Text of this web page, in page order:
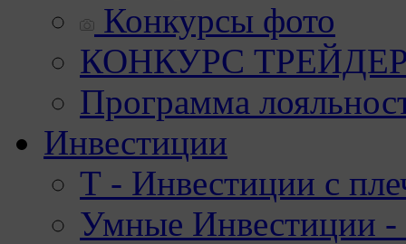
Конкурсы фото
КОНКУРС
Программа
Инвестиции
Т - Инвестиции с
Умные Инвестиции -